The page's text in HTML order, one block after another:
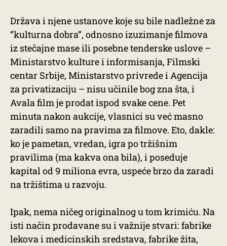
Država i njene ustanove koje su bile nadležne za
“kulturna dobra”, odnosno izuzimanje filmova
iz stečajne mase ili posebne tenderske uslove –
Ministarstvo kulture i informisanja, Filmski
centar Srbije, Ministarstvo privrede i Agencija
za privatizaciju – nisu učinile bog zna šta, i
Avala film je prodat ispod svake cene. Pet
minuta nakon aukcije, vlasnici su već masno
zaradili samo na pravima za filmove. Eto, dakle:
ko je pametan, vredan, igra po tržišnim
pravilima (ma kakva ona bila), i poseduje
kapital od 9 miliona evra, uspeće brzo da zaradi
na tržištima u razvoju.
Ipak, nema ničeg originalnog u tom krimiću. Na
isti način prodavane su i važnije stvari: fabrike
lekova i medicinskih sredstava, fabrike žita,